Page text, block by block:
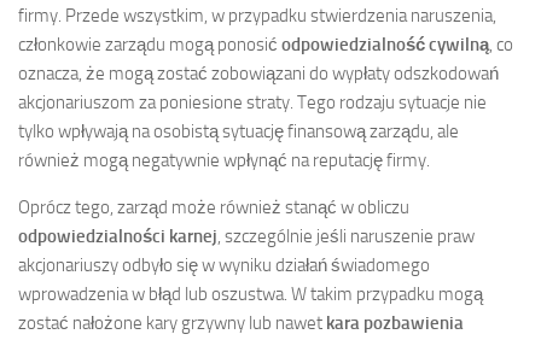
firmy. Przede wszystkim, w przypadku stwierdzenia naruszenia,
członkowie zarządu mogą ponosić odpowiedzialność cywilną, co
oznacza, że mogą zostać zobowiązani do wypłaty odszkodowań
akcjonariuszom za poniesione straty. Tego rodzaju sytuacje nie
tylko wpływają na osobistą sytuację finansową zarządu, ale
również mogą negatywnie wpłynąć na reputację firmy.
Oprócz tego, zarząd może również stanąć w obliczu
odpowiedzialności karnej, szczególnie jeśli naruszenie praw
akcjonariuszy odbyło się w wyniku działań świadomego
wprowadzenia w błąd lub oszustwa. W takim przypadku mogą
zostać nałożone kary grzywny lub nawet kara pozbawienia